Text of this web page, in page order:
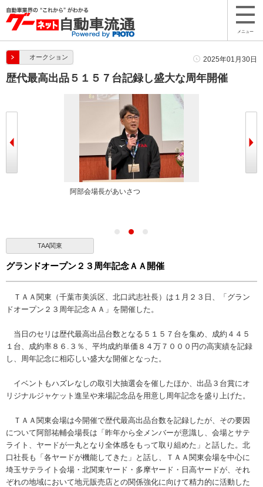
メニュー
オークション 2025年01月30日
歴代最高出品５１５７台記録し盛大な周年開催
阿部会場長があいさつ
TAA関東
グランドオープン２３周年記念ＡＡ開催
ＴＡＡ関東（千葉市美浜区、北口武志社長）は１月２３日、「グラン
ドオープン２３周年記念ＡＡ」を開催した。
当日のセリは歴代最高出品台数となる５１５７台を集め、成約４４５
１台、成約率８６.３％、平均成約単価８４万７０００円の高実績を記録
し、周年記念に相応しい盛大な開催となった。
イベントもハズレなしの取引大抽選会を催したほか、出品３台賞にオ
リジナルジャケット進呈や来場記念品を用意し周年記念を盛り上げた。
ＴＡＡ関東会場は今開催で歴代最高出品台数を記録したが、その要因
について阿部祐輔会場長は「昨年から全メンバーが意識し、会場とサテ
ライト、ヤードが一丸となり全体感をもって取り組めた」と話した。北
口社長も「各ヤードが機能してきた」と話し、ＴＡＡ関東会場を中心に
埼玉サテライト会場・北関東ヤード・多摩ヤード・日高ヤードが、それ
ぞれの地域において地元販売店との関係強化に向けて精力的に活動した